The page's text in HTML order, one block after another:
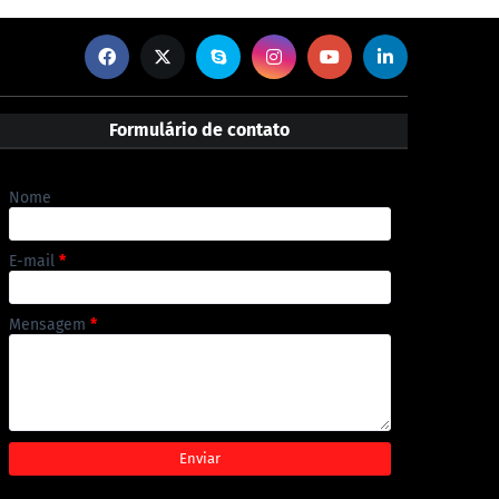
Formulário de contato
Nome
E-mail *
Mensagem *